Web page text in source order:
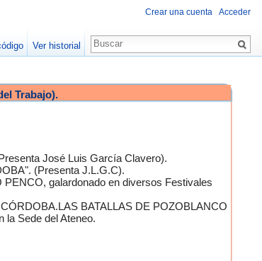
Trabajo).
José Luis García Clavero).
(Presenta J.L.G.C).
galardonado en diversos Festivales
BATALLAS DE POZOBLANCO
la Sede del Ateneo.
Crear una cuenta Acceder
Ver historial